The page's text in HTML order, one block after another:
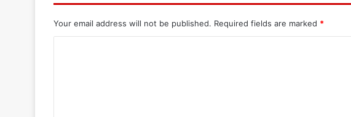
Your email address will not be published. Required fields are marked *